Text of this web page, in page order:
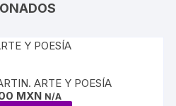
ARTE Y POESÍA
MXN N/A